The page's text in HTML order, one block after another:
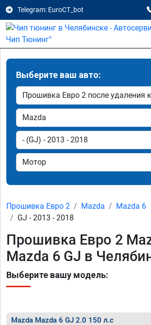
Telegram: EuroCT_bot
Выберите ваш авто:
Прошивка Евро 2 Mazda
Mazda 6
GJ - 2013 - 2018
Прошивка Евро 2
Mazda 6 GJ в
Выберите вашу модель:
Mazda Mazda 6 GJ 2.0 150 л.с